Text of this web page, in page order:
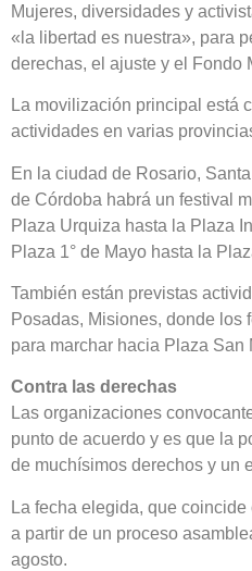
Mujeres, diversidades y
«la libertad es nuestra», para
derechas, el ajuste y el Fondo
La movilización principal está
actividades en varias
En la ciudad de Rosario,
de Córdoba habrá un festival
Plaza Urquiza hasta la Plaza
Plaza 1° de Mayo hasta la
También están previstas
Posadas, Misiones, donde los
para marchar hacia Plaza
Contra las derechas
Las organizaciones
punto de acuerdo y es que la
de muchísimos derechos y un
La fecha elegida, que
a partir de un proceso
agosto.